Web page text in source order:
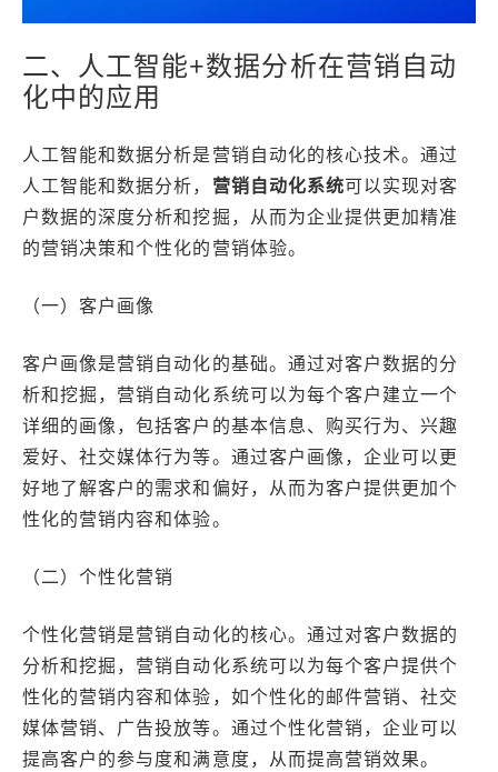
二、人工智能+数据分析在营销自动
化中的应用
人工智能和数据分析是营销自动化的核心技术。通过
人工智能和数据分析， 营销自动化系统可以实现对客
户数据的深度分析和挖掘，从而为企业提供更加精准
的营销决策和个性化的营销体验。
（一）客户画像
客户画像是营销自动化的基础。通过对客户数据的分
析和挖掘，营销自动化系统可以为每个客户建立一个
详细的画像，包括客户的基本信息、购买行为、兴趣
爱好、社交媒体行为等。通过客户画像，企业可以更
好地了解客户的需求和偏好，从而为客户提供更加个
性化的营销内容和体验。
（二）个性化营销
个性化营销是营销自动化的核心。通过对客户数据的
分析和挖掘，营销自动化系统可以为每个客户提供个
性化的营销内容和体验，如个性化的邮件营销、社交
媒体营销、广告投放等。通过个性化营销，企业可以
提高客户的参与度和满意度，从而提高营销效果。